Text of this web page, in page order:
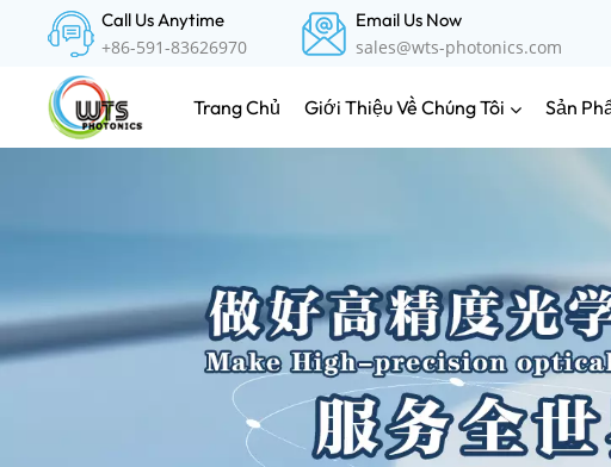
Call Us Anytime
+86-591-83626970
Email Us Now
sales@wts-photonics.com
Trang Chủ Giới Thiệu Về Chúng Tôi Sản